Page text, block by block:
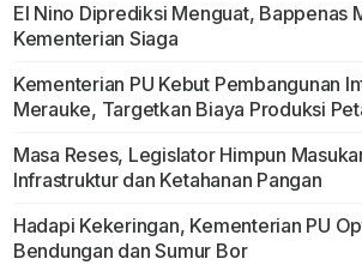
El Nino Diprediksi Menguat, Bappenas
Kementerian Siaga
Kementerian PU Kebut Pembangunan
Merauke, Targetkan Biaya Produksi
Masa Reses, Legislator Himpun
Infrastruktur dan Ketahanan Pangan
Hadapi Kekeringan, Kementerian PU
Bendungan dan Sumur Bor